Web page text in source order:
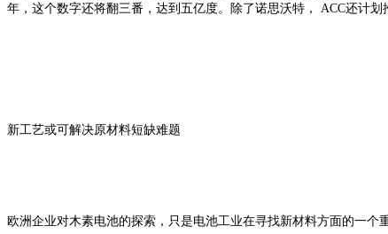
年，这个数字还将翻三番，达到五亿度。除了诺思沃特， ACC还计
新工艺或可解决原材料短缺难题
欧洲企业对木素电池的探索，只是电池工业在寻找新材料方面的一个